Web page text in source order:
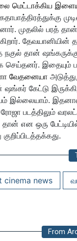
மெட்டாக்கிய
முதலில் பரத்
தான்
செய்தனர். இதையும்
வேதனையா
ஷங்கர் கேட்டு
இல்லையாம்.
படத்திலும்
என ஒரு பேட்டியில்
cinema news
From